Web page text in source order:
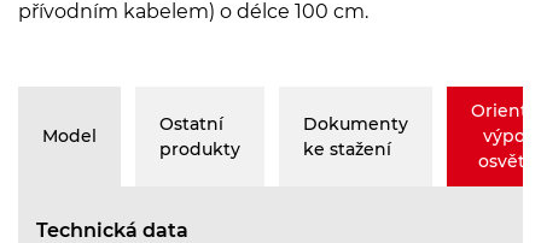
přívodním kabelem) o délce 100 cm.
Model
Ostatní
produkty
Dokumenty
ke stažení
Technická data